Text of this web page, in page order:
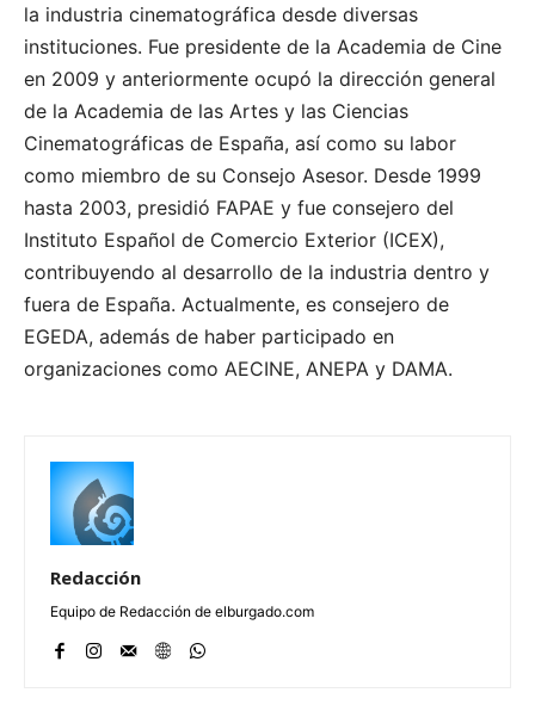
la industria cinematográfica desde diversas
instituciones. Fue presidente de la Academia de Cine
en 2009 y anteriormente ocupó la dirección general
de la Academia de las Artes y las Ciencias
Cinematográficas de España, así como su labor
como miembro de su Consejo Asesor. Desde 1999
hasta 2003, presidió FAPAE y fue consejero del
Instituto Español de Comercio Exterior (ICEX),
contribuyendo al desarrollo de la industria dentro y
fuera de España. Actualmente, es consejero de
EGEDA, además de haber participado en
organizaciones como AECINE, ANEPA y DAMA.
Redacción
Equipo de Redacción de elburgado.com